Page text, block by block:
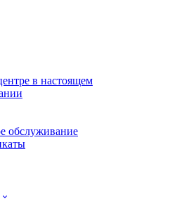
в настоящем
обслуживание